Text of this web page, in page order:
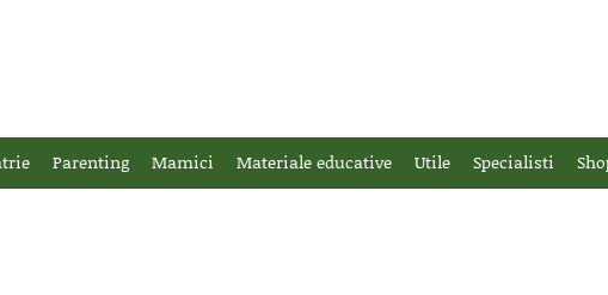
Parenting Mamici Materiale educative Utile Specialisti